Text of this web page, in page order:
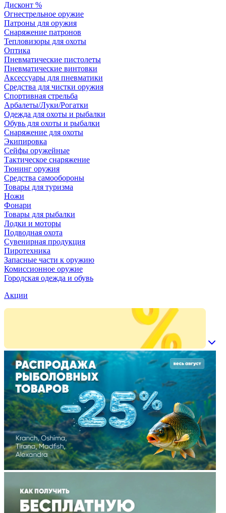
Дисконт %
Огнестрельное оружие
Патроны для оружия
Снаряжение патронов
Тепловизоры для охоты
Оптика
Пневматические пистолеты
Пневматические винтовки
Аксессуары для пневматики
Средства для чистки оружия
Спортивная стрельба
Арбалеты/Луки/Рогатки
Одежда для охоты и рыбалки
Обувь для охоты и рыбалки
Снаряжение для охоты
Экипировка
Сейфы оружейные
Тактическое снаряжение
Тюнинг оружия
Средства самообороны
Товары для туризма
Ножи
Фонари
Товары для рыбалки
Лодки и моторы
Подводная охота
Сувенирная продукция
Пиротехника
Запасные части к оружию
Комиссионное оружие
Городская одежда и обувь
Акции